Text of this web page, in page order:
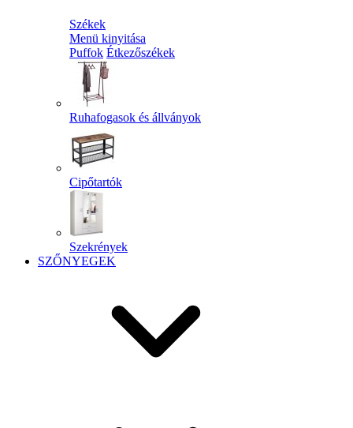
Székek
Menü kinyitása
Puffok Étkezőszékek
Ruhafogasok és állványok
Cipőtartók
Szekrények
SZŐNYEGEK